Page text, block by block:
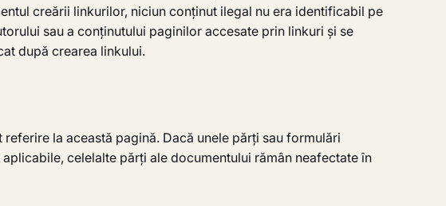
creării linkurilor, niciun conținut ilegal nu era identificabil pe
sau a conținutului paginilor accesate prin linkuri și se
după crearea linkului.
la această pagină. Dacă unele părți sau formulări
celelalte părți ale documentului rămân neafectate în